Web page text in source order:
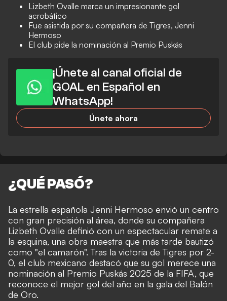
Lizbeth Ovalle marca un impresionante gol
acrobático
Fue asistida por su compañera de Tigres, Jenni
Hermoso
El club pide la nominación al Premio Puskás
¡Únete al canal oficial de
GOAL en Español en
WhatsApp!
Únete ahora
¿QUÉ PASÓ?
La estrella española Jenni Hermoso envió un centro
con gran precisión al área, donde su compañera
Lizbeth Ovalle definió con un espectacular remate a
la esquina, una obra maestra que más tarde bautizó
como "el camarón". Tras la victoria de Tigres por 2-
0, el club mexicano destacó que su gol merece una
nominación al Premio Puskás 2025 de la FIFA, que
reconoce el mejor gol del año en la gala del Balón
de Oro.